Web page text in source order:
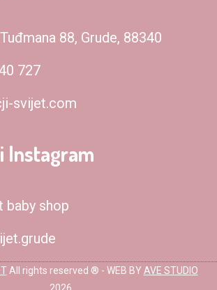
88, Grude, 88340
727
svijet.com
Instagram
baby shop
All rights reserved ® - WEB BY AVE STUDIO